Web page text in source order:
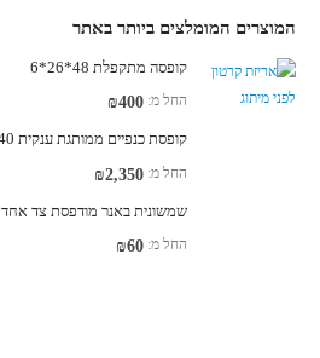
המוצרים המומלצים ביותר באתר
קופסה מתקפלת 48*26*6
החל מ: ₪400
קופסת כנפיים ממותגת ענקית 40*35*15
החל מ: ₪2,350
שמשונית באנר מודפסת צד אחד 2 על 2 מטר
החל מ: ₪60